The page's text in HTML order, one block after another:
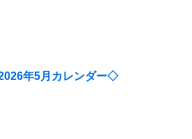
年5月カレンダー◇